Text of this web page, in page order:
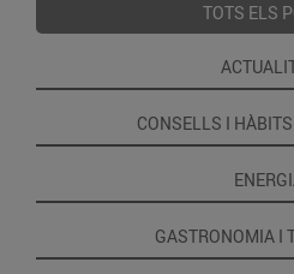
TOTS ELS
CONSELLS I
GASTRONOMIA I